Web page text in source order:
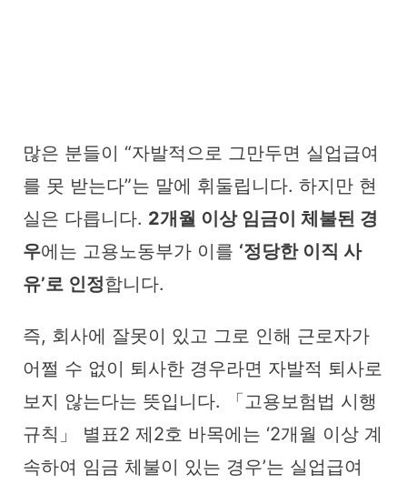
많은 분들이 “자발적으로 그만두면 실업급여
를 못 받는다”는 말에 휘둘립니다. 하지만 현
실은 다릅니다. 2개월 이상 임금이 체불된 경
우에는 고용노동부가 이를 ‘정당한 이직 사
유’로 인정합니다.
즉, 회사에 잘못이 있고 그로 인해 근로자가
어쩔 수 없이 퇴사한 경우라면 자발적 퇴사로
보지 않는다는 뜻입니다. 「고용보험법 시행
규칙」 별표2 제2호 바목에는 ‘2개월 이상 계
속하여 임금 체불이 있는 경우’는 실업급여